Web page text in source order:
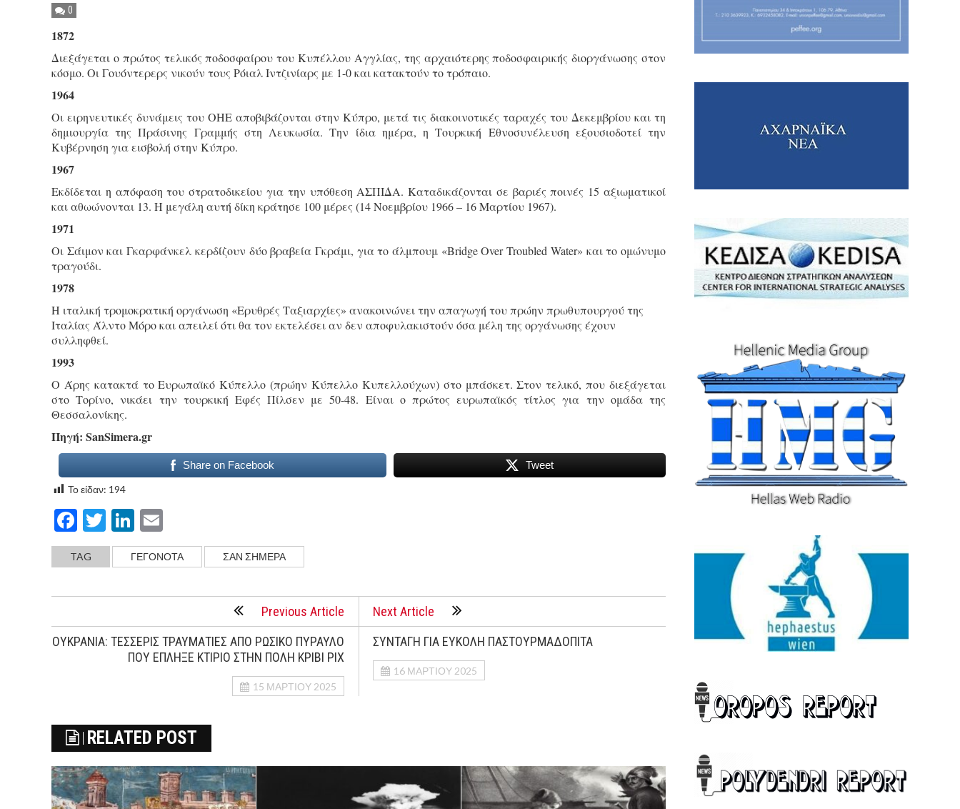
0
1872
Διεξάγεται ο πρώτος τελικός ποδοσφαίρου του Κυπέλλου Αγγλίας, της αρχαιότερης ποδοσφαιρικής διοργάνωσης στον
κόσμο. Οι Γουόντερερς νικούν τους Ρόιαλ Ιντζινίαρς με 1-0 και κατακτούν το τρόπαιο.
1964
Οι ειρηνευτικές δυνάμεις του ΟΗΕ αποβιβάζονται στην Κύπρο, μετά τις διακοινοτικές ταραχές του Δεκεμβρίου και τη
δημιουργία της Πράσινης Γραμμής στη Λευκωσία. Την ίδια ημέρα, η Τουρκική Εθνοσυνέλευση εξουσιοδοτεί την
Κυβέρνηση για εισβολή στην Κύπρο.
1967
Εκδίδεται η απόφαση του στρατοδικείου για την υπόθεση ΑΣΠΙΔΑ. Καταδικάζονται σε βαριές ποινές 15 αξιωματικοί
και αθωώνονται 13. Η μεγάλη αυτή δίκη κράτησε 100 μέρες (14 Νοεμβρίου 1966 – 16 Μαρτίου 1967).
1971
Οι Σάιμον και Γκαρφάνκελ κερδίζουν δύο βραβεία Γκράμι, για το άλμπουμ «Bridge Over Troubled Water» και το ομώνυμο
τραγούδι.
1978
Η ιταλική τρομοκρατική οργάνωση «Ερυθρές Ταξιαρχίες» ανακοινώνει την απαγωγή του πρώην πρωθυπουργού της
Ιταλίας Άλντο Μόρο και απειλεί ότι θα τον εκτελέσει αν δεν αποφυλακιστούν όσα μέλη της οργάνωσης έχουν
συλληφθεί.
1993
Ο Άρης κατακτά το Ευρωπαϊκό Κύπελλο (πρώην Κύπελλο Κυπελλούχων) στο μπάσκετ. Στον τελικό, που διεξάγεται
στο Τορίνο, νικάει την τουρκική Εφές Πίλσεν με 50-48. Είναι ο πρώτος ευρωπαϊκός τίτλος για την ομάδα της
Θεσσαλονίκης.
Πηγή: SanSimera.gr
Share on Facebook
Tweet
Το είδαν: 194
Facebook
TwitterLinkedIn
TAG ΓΕΓΟΝΟΤΑ ΣΑΝ ΣΗΜΕΡΑ
Previous Article
ΟΥΚΡΑΝΙΑ: ΤΕΣΣΕΡΙΣ ΤΡΑΥΜΑΤΙΕΣ ΑΠΟ ΡΩΣΙΚΟ ΠΥΡΑΥΛΟ
ΠΟΥ ΕΠΛΗΞΕ ΚΤΙΡΙΟ ΣΤΗΝ ΠΟΛΗ ΚΡΙΒΙ ΡΙΧ
15 ΜΑΡΤΊΟΥ 2025
Next Article
ΣΥΝΤΑΓΗ ΓΙΑ ΕΥΚΟΛΗ ΠΑΣΤΟΥΡΜΑΔΟΠΙΤΑ
16 ΜΑΡΤΊΟΥ 2025
RELATED POST